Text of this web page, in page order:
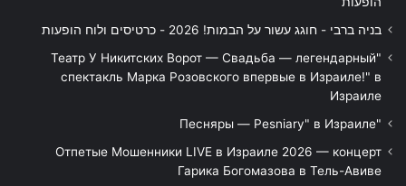
בניה ברבי - חוגג עשור על הבמות! 2026 - כרטיסים ולוח הופעות
"Театр У Никитских Ворот — Свадьба — легендарный
спектакль Марка Розовского впервые в Израиле!" в
Израиле
"Песняры — Pesniary" в Израиле
Отпетые Мошенники LIVE в Израиле 2026 — концерт
Гарика Богомазова в Тель-Авиве